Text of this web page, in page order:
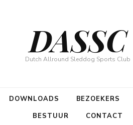
DASSC
Dutch Allround Sleddog Sports Club
DOWNLOADS BEZOEKERS
BESTUUR
CONTACT